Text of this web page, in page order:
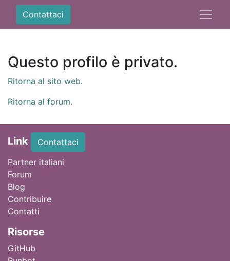
Contattaci
Questo profilo è privato.
Ritorna al sito web.
Ritorna al forum.
Link
Contattaci
Partner italiani
Forum
Blog
Contribuire
Contatti
Risorse
GitHub